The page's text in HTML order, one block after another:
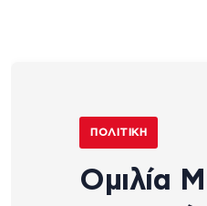
ΠΟΛΙΤΙΚΉ
Ομιλία